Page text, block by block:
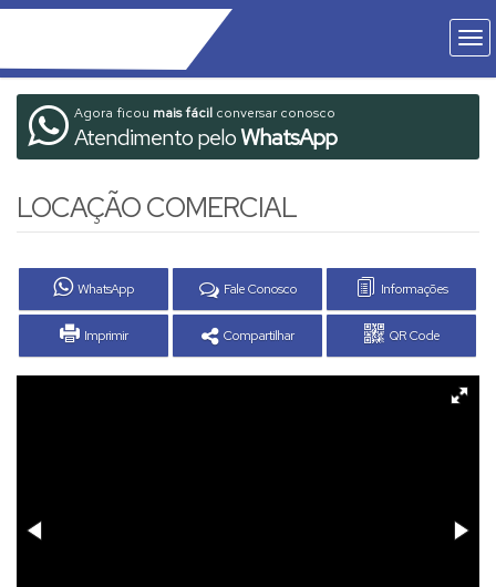
Agora ficou mais fácil conversar conosco
Atendimento peloWhatsApp
LOCAÇÃO COMERCIAL
WhatsApp Fale Conosco Informações
Imprimir Compartilhar QR Code